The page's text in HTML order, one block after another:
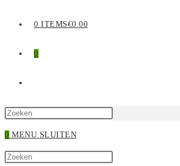
0 ITEMS€0.00
0
ZOEKEN
0 MENU SLUITEN
Zoek